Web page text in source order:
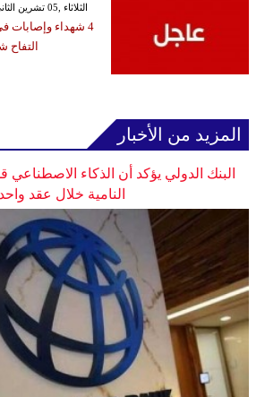
GMT 08:55 2024 الثلاثاء ,05 تشرين الثاني / نوفمبر
4 شهداء وإصابات
التفاح
المزيد من الأخبار
البنك الدولي يؤكد أن الذكاء الاصطناعي
النامية خلال عقد واحد